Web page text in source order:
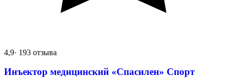
4,9· 193 отзыва
Инъектор медицинский «Спасилен» Спорт